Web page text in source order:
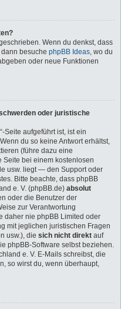
Wenn du denkst, dass
besuche phpBB Ideas, wo du
oder neue Funktionen
oder juristische
Seite aufgeführt ist, ist ein
du so keine Antwort erhältst,
(führe dazu eine
bei einem kostenlosen
usw. liegt — den Support oder
Bitte beachte, dass phpBB
e. V. (phpBB.de) absolut
oder die Benutzer der
zur Verantwortung
daher nie phpBB Limited oder
mit jeglichen juristischen Fragen
usw.), die sich nicht direkt auf
phpBB-Software selbst beziehen.
e. V. E-Mails schreibst, die
so wirst du, wenn überhaupt,